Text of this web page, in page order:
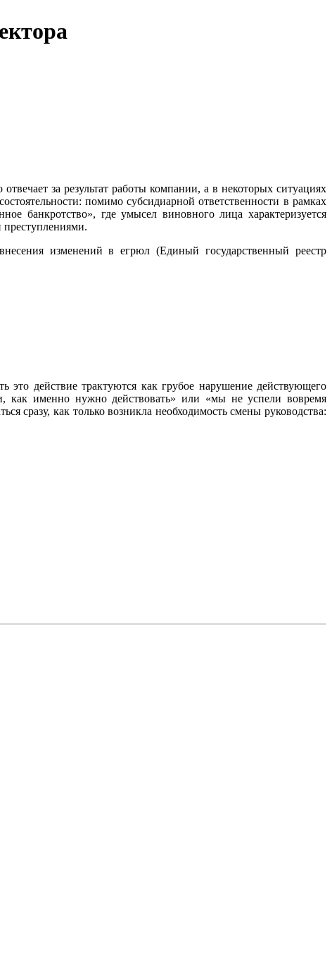
за результат работы компании, а в некоторых ситуациях
помимо субсидиарной ответственности в рамках
банкротство», где умысел виновного лица характеризуется
изменений в егрюл (Единый государственный реестр
это действие трактуются как грубое нарушение действующего
как именно нужно действовать» или «мы не успели вовремя
сразу, как только возникла необходимость смены руководства: